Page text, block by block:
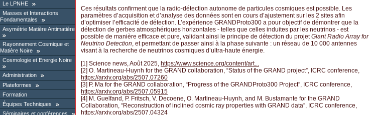
Le LPNHE
Masses et Interactions
Fondamentales
Asymétrie Matière Antimatière
Rayonnement Cosmique et
Matière Noire
Cosmologie et Energie Noire
Administration
Plateformes
Formation
Équipes Techniques
Séminaires et conférences
Ces résultats confirment que la radio-détection autonome de particules cosmiques est possible. Les
paramètres d’acquisition et d’analyse des données sont en cours d’ajustement sur les 2 sites afin
d’optimiser l’efficacité de détection. L’expérience GRANDProto300 a pour objectif de démontrer que la
détection de gerbes atmosphériques horizontales - telles que celles induites par les neutrinos - est
possible de manière efficace et pure, validant ainsi le principe de détection du projetGiant Radio Array for
Neutrino Detection, et permettant de passer ainsi à la phase suivante : un réseau de 10 000 antennes
visant à la recherche de neutrinos cosmiques d’ultra-haute énergie.
[1] Science news, Août 2025, https://www.science.org/content/art...
[2] O. Martineau-Huynh for the GRAND collaboration, “Status of the GRAND project”, ICRC conference,
https://arxiv.org/abs/2507.07260
[3] P. Ma for the GRAND collaboration, “Progress of the GRANDProto300 Project”, ICRC conference,
https://arxiv.org/abs/2507.05915
[4] M. Guelfand, P. Fritsch, V. Decoene, O. Martineau-Huynh, and M. Bustamante for the GRAND
Collaboration, “Reconstruction of inclined cosmic ray properties with GRAND data”, ICRC conference,
https://arxiv.org/abs/2507.04324